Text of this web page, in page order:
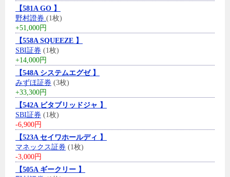
【581A GO 】
野村證券 (1枚)
+51,000円
【558A SQUEEZE 】
SBI証券 (1枚)
+14,000円
【548A システムエグゼ 】
みずほ証券 (3枚)
+33,300円
【542A ビタブリッドジャ 】
SBI証券 (1枚)
-6,900円
【523A セイワホールディ 】
マネックス証券 (1枚)
-3,000円
【505A ギークリー 】